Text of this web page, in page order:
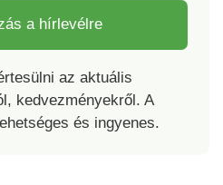
befolyásolja a kapott
betűmagasságot. Az
alsó (g, j, p, q, y) és
felső (b, d, f, h, k, l, t)
betűk kombinációjának
használatakor
a hírlevélre
az aktuális
kedvezményekről. A
és ingyenes.